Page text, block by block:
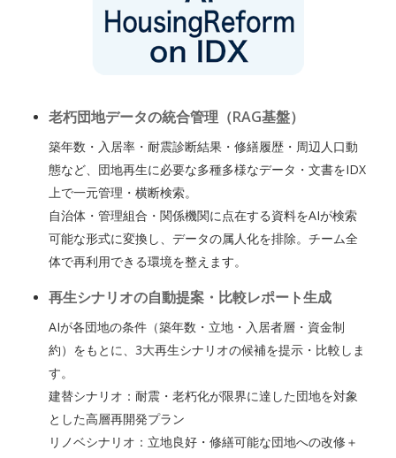
老朽団地データの統合管理（RAG基盤）
築年数・入居率・耐震診断結果・修繕履歴・周辺人口動
態など、団地再生に必要な多種多様なデータ・文書をIDX
上で一元管理・横断検索。
自治体・管理組合・関係機関に点在する資料をAIが検索
可能な形式に変換し、データの属人化を排除。チーム全
体で再利用できる環境を整えます。
再生シナリオの自動提案・比較レポート生成
AIが各団地の条件（築年数・立地・入居者層・資金制
約）をもとに、3大再生シナリオの候補を提示・比較しま
す。
建替シナリオ：耐震・老朽化が限界に達した団地を対象
とした高層再開発プラン
リノベシナリオ：立地良好・修繕可能な団地への改修＋